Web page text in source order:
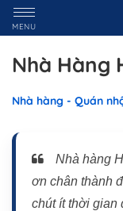
MENU
Nhà Hàng
Nhà hàng - Quán
Nhà hàng
ơn chân thành
chút ít thời gian